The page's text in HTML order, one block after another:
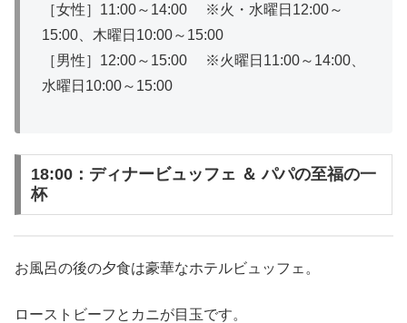
［女性］11:00～14:00 ※火・水曜日12:00～
15:00、木曜日10:00～15:00
［男性］12:00～15:00 ※火曜日11:00～14:00、
水曜日10:00～15:00
18:00：ディナービュッフェ ＆ パパの至福の一
杯
お風呂の後の夕食は豪華なホテルビュッフェ。
ローストビーフとカニが目玉です。